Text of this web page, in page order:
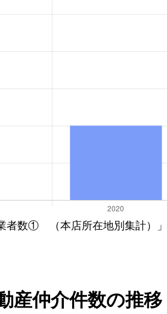
者数① （本店所在地別集計）
産仲介件数の推移